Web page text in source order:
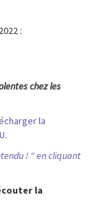
:
chez les
la
! " en cliquant
la